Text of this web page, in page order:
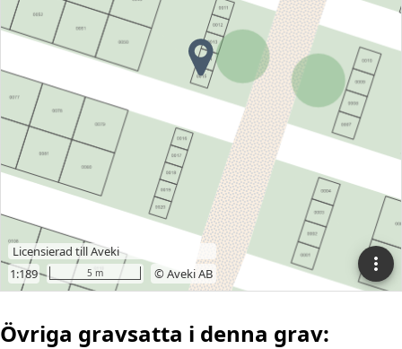
Övriga gravsatta i denna grav: